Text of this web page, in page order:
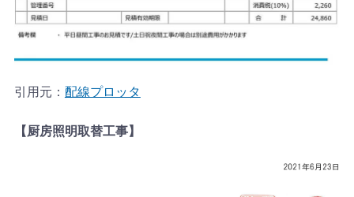
引用元： 配線プロッタ
【厨房照明取替工事】